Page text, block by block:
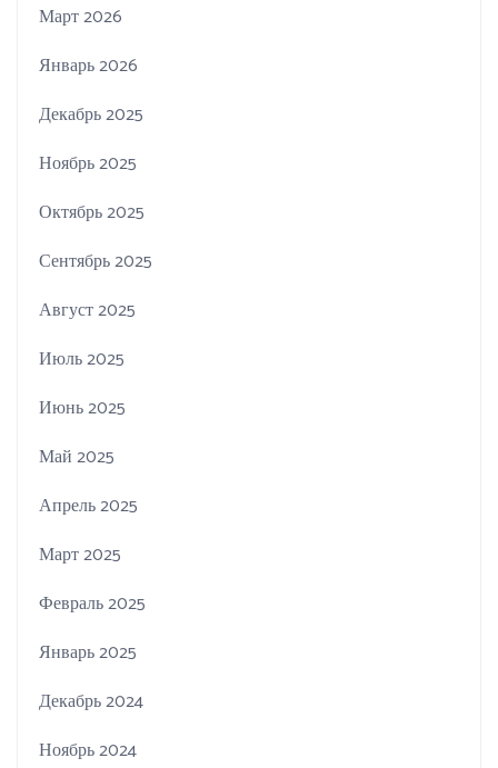
Март 2026
Январь 2026
Декабрь 2025
Ноябрь 2025
Октябрь 2025
Сентябрь 2025
Август 2025
Июль 2025
Июнь 2025
Май 2025
Апрель 2025
Март 2025
Февраль 2025
Январь 2025
Декабрь 2024
Ноябрь 2024